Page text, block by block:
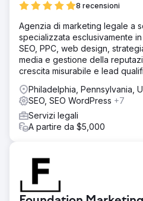
8 recensioni
Agenzia di marketing legale a
specializzata esclusivamente
SEO, PPC, web design,
media e gestione della
crescita misurabile e lead
Philadelphia, Pennsylvania,
SEO, SEO WordPress +7
Servizi legali
A partire da $5,000